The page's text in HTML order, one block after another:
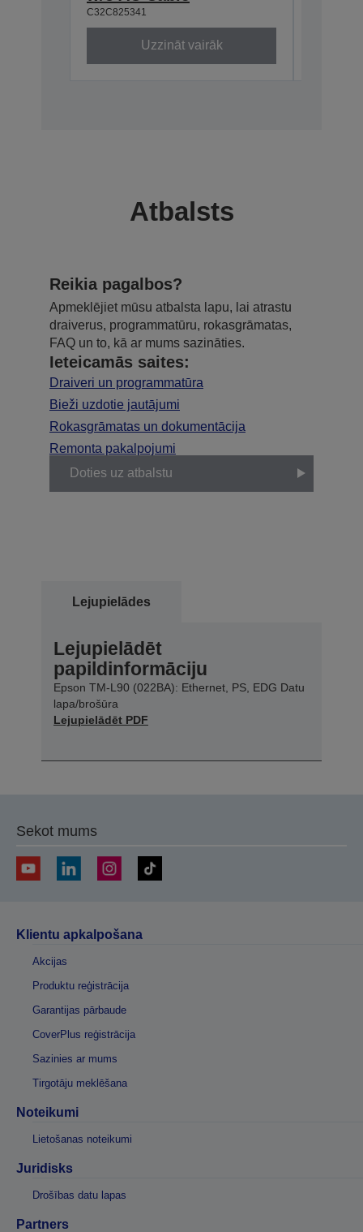
C32C825341
Uzzināt vairāk
Atbalsts
Reikia pagalbos?
Apmeklējiet mūsu atbalsta lapu, lai atrastu
draiverus, programmatūru, rokasgrāmatas,
FAQ un to, kā ar mums sazināties.
Ieteicamās saites:
Draiveri un programmatūra
Bieži uzdotie jautājumi
Rokasgrāmatas un dokumentācija
Remonta pakalpojumi
Doties uz atbalstu
Lejupielādes
Lejupielādēt
papildinformāciju
Epson TM-L90 (022BA): Ethernet, PS, EDG Datu
lapa/brošūra
Lejupielādēt PDF
Sekot mums
Klientu apkalpošana
Akcijas
Produktu reģistrācija
Garantijas pārbaude
CoverPlus reģistrācija
Sazinies ar mums
Tirgotāju meklēšana
Noteikumi
Lietošanas noteikumi
Juridisks
Drošības datu lapas
Partners